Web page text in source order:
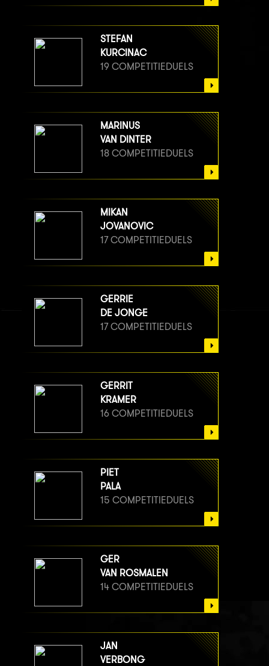
STEFAN
KURCINAC
19 COMPETITIEDUELS
MARINUS
VAN DINTER
18 COMPETITIEDUELS
MIKAN
JOVANOVIC
17 COMPETITIEDUELS
GERRIE
DE JONGE
17 COMPETITIEDUELS
GERRIT
KRAMER
16 COMPETITIEDUELS
PIET
PALA
15 COMPETITIEDUELS
GER
VAN ROSMALEN
14 COMPETITIEDUELS
JAN
VERBONG